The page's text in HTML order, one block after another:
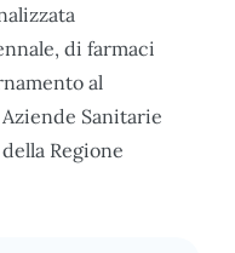
di farmaci
al
Sanitarie
Regione